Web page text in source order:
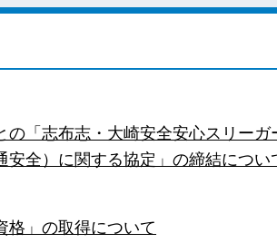
の「志布志・大崎安全安心スリーガ
安全）に関する協定」の締結につい
格」の取得について